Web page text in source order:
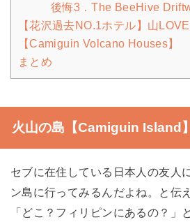
後悔3．The BeeHive
【花沢過去NO.1ホテル】山
【Camiguin Volcano Houses】
まとめ
火山の島【Camiguin Island
セブに在住している日本人の友人
ン島に行ってみるんだよね。と伝
「どこ？フィリピンにあるの？」